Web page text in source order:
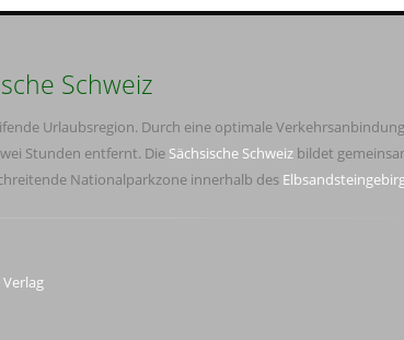
Schweiz
Urlaubsregion. Durch eine optimale
Stunden entfernt. Die Sächsische Schweiz bildet
Nationalparkzone innerhalb des